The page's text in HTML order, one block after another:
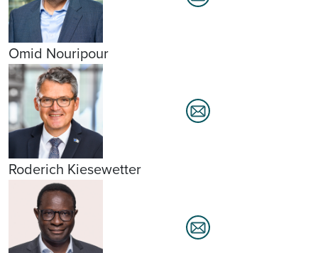
Omid Nouripour
Roderich Kiesewetter